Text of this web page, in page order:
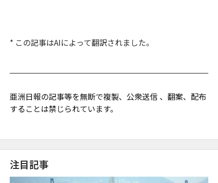
* この記事はAIによって翻訳されました。
亜洲日報の記事等を無断で複製、公衆送信 、翻案、配布
することは禁じられています。
注目記事